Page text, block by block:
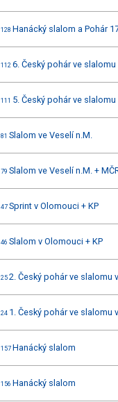
128 Hanácký slalom a Pohár
112 6. Český pohár ve
111 5. Český pohár ve slalomu
81 Slalom ve Veselí n.M.
79 Slalom ve Veselí n.M. +
47 Sprint v Olomouci + KP
46 Slalom v Olomouci + KP
25 2. Český pohár ve slalomu
24 1. Český pohár ve slalomu
157 Hanácký slalom
156 Hanácký slalom